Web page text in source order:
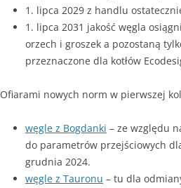
1. lipca 2029 z handlu
1. lipca 2031 jakość węgla
orzech i groszek a pozostaną
przeznaczone dla kotłów
Ofiarami nowych norm w pierwszej
węgle z Bogdanki – ze względu
do parametrów przejściowych
grudnia 2024.
węgle z Tauronu – tu dla